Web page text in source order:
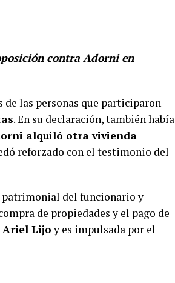
contra Adorni en
de las personas que participaron
. En su declaración, también había
alquiló otra vivienda
reforzado con el testimonio del
del funcionario y
de propiedades y el pago de
Ariel Lijoy es impulsada por el